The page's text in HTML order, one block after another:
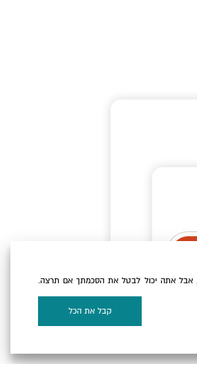
אבל אתה יכול לבטל את הסכמתך אם תרצה.
קבל את הכל